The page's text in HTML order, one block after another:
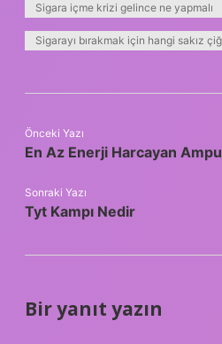
Sigara içme krizi gelince ne yapmalı
Sigarayı bırakmak için hangi sakız
Önceki Yazı
En Az Enerji Harcayan
Sonraki Yazı
Tyt Kampı Nedir
Bir yanıt yazın